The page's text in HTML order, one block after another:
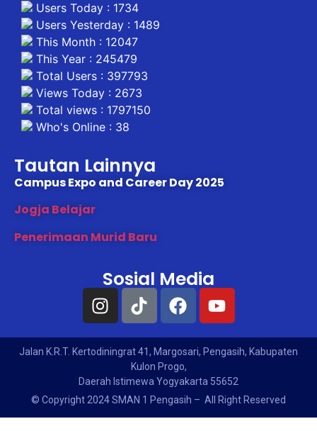
Users Today : 1734
Users Yesterday : 1489
This Month : 12047
This Year : 245479
Total Users : 397793
Views Today : 2673
Total views : 1797150
Who's Online : 38
Tautan Lainnya
Campus Expo and Career Day 2025
Jogja Belajar
Penerimaan Murid Baru
Sosial Media
Jalan K.R.T. Kertodiningrat 41, Margosari, Pengasih, Kabupaten
Kulon Progo,
Daerah Istimewa Yogyakarta 55652
© Copyright 2024 SMAN 1 Pengasih – All Right Reserved